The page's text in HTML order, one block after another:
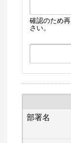
確認のため
さい。
部署名